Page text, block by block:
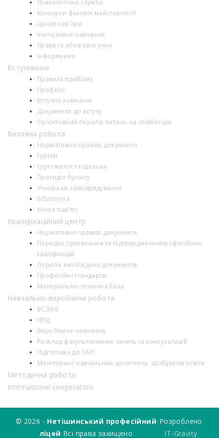
Психологiчна служба
Конкурси фахової майстерності
Центр кар`єри
Інклюзивне навчання
Права та обов’язки учня
Інформуємо
Вступникам
Правила прийому
Професії
Вступна компанія
Документи до вступу
Орієнтовний перелік питань на співбесіди
Виховна робота
Нормативно-правові документи
Гуртки
Гуртожиток та їдальня
Протидія булінгу
Учнівське самоврядування
Бібліотека
Книга пам’яті
Кваліфікаційний центр
Нормативно правові документи
Порядок присвоєння та підтвердженняпрофесійних
кваліфікацій
Перелік необхідних документів
Професійні стандарти
Матеріально-технічна база
Навчально-виробнича робота
ВСЗЯО
НПЦ
Виробниче навчання
Розклад факультативних занять та консультацій
Підготовка до НМТ
Моніторинг навчальних досягнень здобувачів освіти
Методична робота
International cooperation
© 2026 - Нетішинський професійний
ліцей Всі права захищено
Розроблено
IT-Gravity